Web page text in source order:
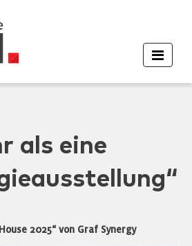
als eine
2025“ von Graf Synergy